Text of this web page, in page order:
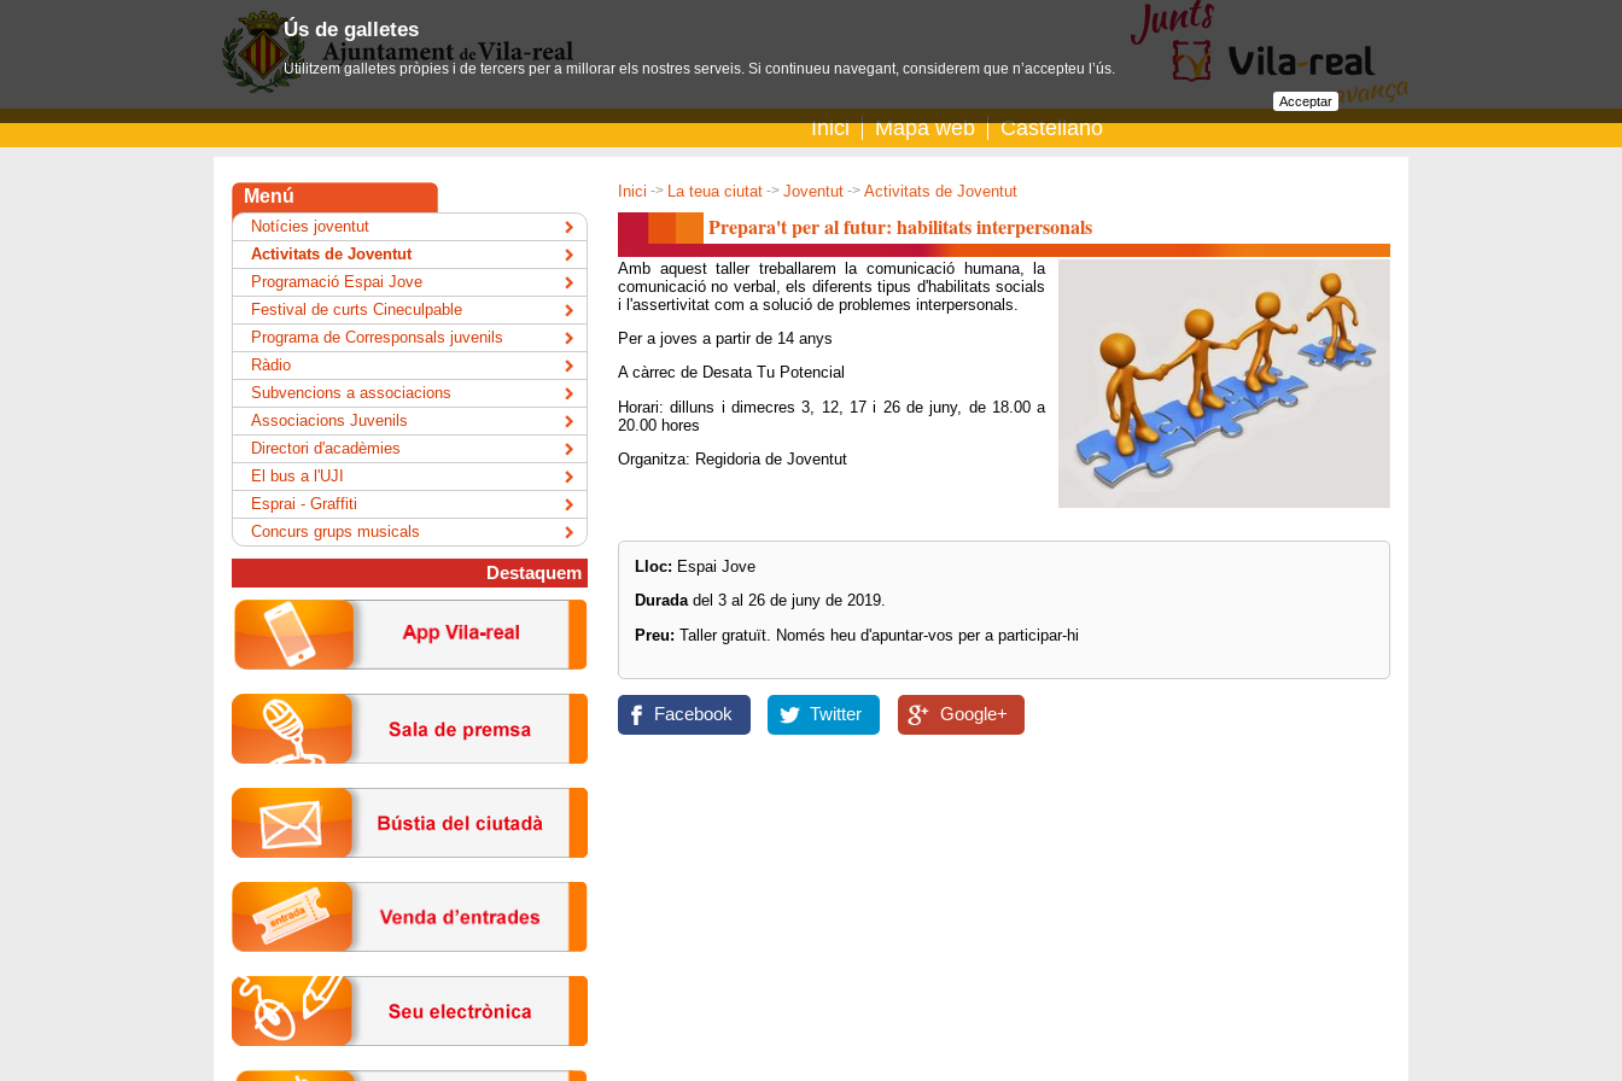
Inici Mapa web Castellano
Inici -> La teua ciutat -> Joventut -> Activitats de Joventut
Prepara't per al futur: habilitats interpersonals
Amb aquest taller treballarem la comunicació humana, la
comunicació no verbal, els diferents tipus d'habilitats socials
i l'assertivitat com a solució de problemes interpersonals.
Per a joves a partir de 14 anys
A càrrec de Desata Tu Potencial
Horari: dilluns i dimecres 3, 12, 17 i 26 de juny, de 18.00 a
20.00 hores
Organitza: Regidoria de Joventut
Lloc: Espai Jove
Duradadel 3 al 26 de juny de 2019.
Preu:Taller gratuït. Només heu d'apuntar-vos per a participar-hi
Facebook Twitter Google+
Menú
Notícies joventut
Activitats de Joventut
Programació Espai Jove
Festival de curts Cineculpable
Programa de Corresponsals juvenils
Ràdio
Subvencions a associacions
Associacions Juvenils
Directori d'acadèmies
El bus a l'UJI
Esprai - Graffiti
Concurs grups musicals
Destaquem
Ús de galletes
Utilitzem galletes pròpies i de tercers per a millorar els nostres serveis. Si continueu navegant, considerem que n’accepteu l’ús.
Acceptar